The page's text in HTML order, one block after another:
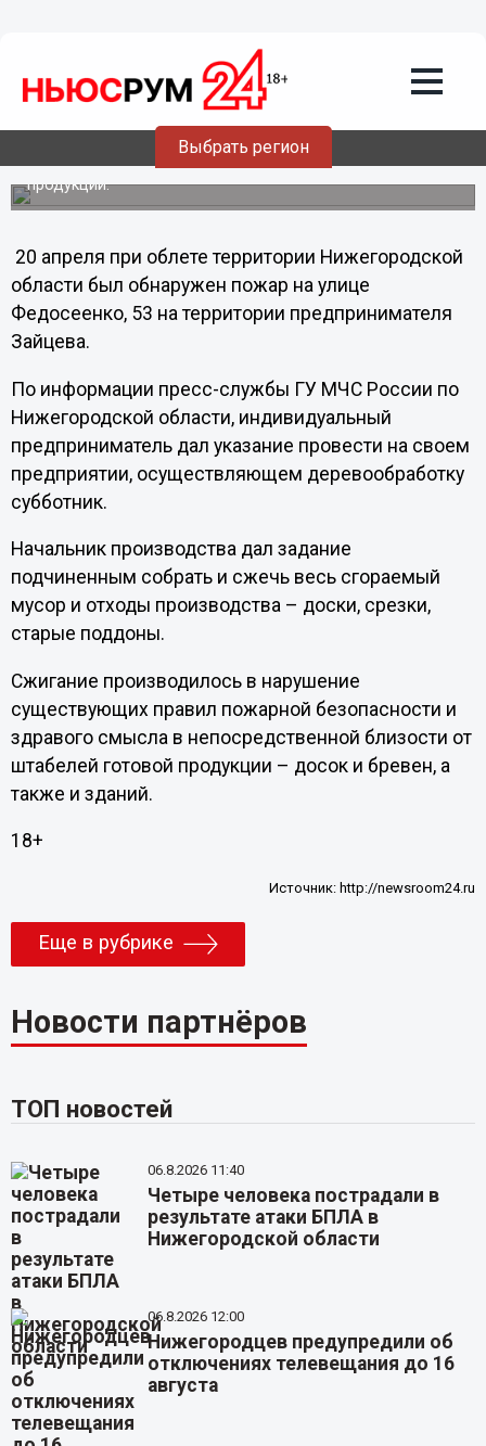
Выбрать регион
Страшным пожаром закончился
субботник на складе в Нижнем
Новгороде: горит 300 кв. метров
Площадь костра составила 300 квадратных метров.
Огонь угрожал перекинуться на штабеля готовой
продукции.
20 апреля при облете территории Нижегородской
области был обнаружен пожар на улице
Федосеенко, 53 на территории предпринимателя
Зайцева.
По информации пресс-службы ГУ МЧС России по
Нижегородской области, индивидуальный
предприниматель дал указание провести на своем
предприятии, осуществляющем деревообработку
субботник.
Начальник производства дал задание
подчиненным собрать и сжечь весь сгораемый
мусор и отходы производства – доски, срезки,
старые поддоны.
Сжигание производилось в нарушение
существующих правил пожарной безопасности и
здравого смысла в непосредственной близости от
штабелей готовой продукции – досок и бревен, а
также и зданий.
18+
Источник: http://newsroom24.ru
Еще в рубрике
Новости партнёров
ТОП новостей
06.8.2026 11:40
Четыре человека пострадали в
результате атаки БПЛА в
Нижегородской области
06.8.2026 12:00
Нижегородцев предупредили об
отключениях телевещания до 16
августа